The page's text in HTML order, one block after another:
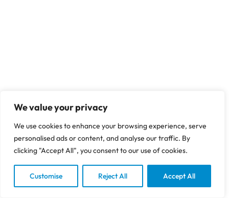
We value your privacy
We use cookies to enhance your browsing experience, serve
personalised ads or content, and analyse our traffic. By
clicking "Accept All", you consent to our use of cookies.
Customise Reject All Accept All